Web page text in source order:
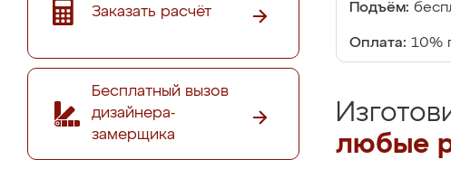
Заказать расчёт
Бесплатный вызов
дизайнера-
замерщика
Подъём:
Оплата: 10%
любые